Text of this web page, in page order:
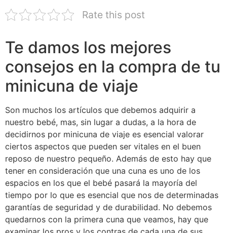
Rate this post
Te damos los mejores
consejos en la compra de tu
minicuna de viaje
Son muchos los artículos que debemos adquirir a
nuestro bebé, mas, sin lugar a dudas, a la hora de
decidirnos por minicuna de viaje es esencial valorar
ciertos aspectos que pueden ser vitales en el buen
reposo de nuestro pequeño. Además de esto hay que
tener en consideración que una cuna es uno de los
espacios en los que el bebé pasará la mayoría del
tiempo por lo que es esencial que nos de determinadas
garantías de seguridad y de durabilidad. No debemos
quedarnos con la primera cuna que veamos, hay que